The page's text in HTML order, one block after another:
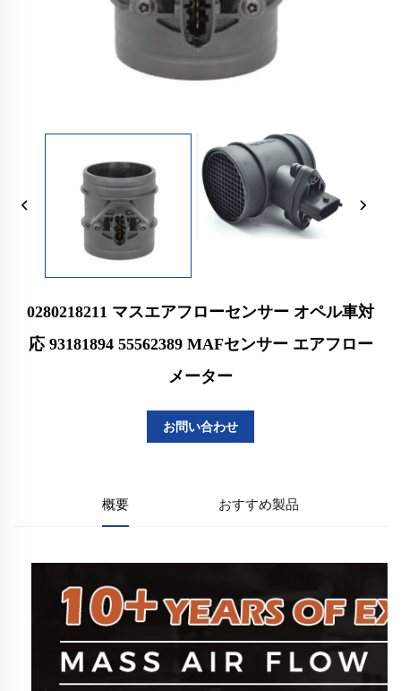
0280218211 マスエアフローセンサー オペル車対
応 93181894 55562389 MAFセンサー エアフロー
メーター
お問い合わせ
概要 おすすめ製品